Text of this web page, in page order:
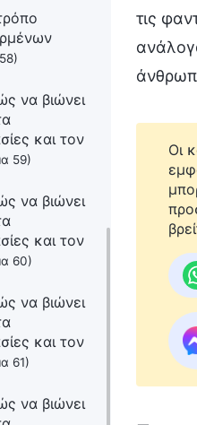
να βιώνει
και τον
59)
να βιώνει
και τον
60)
να βιώνει
και τον
61)
να βιώνει
τις
Οι